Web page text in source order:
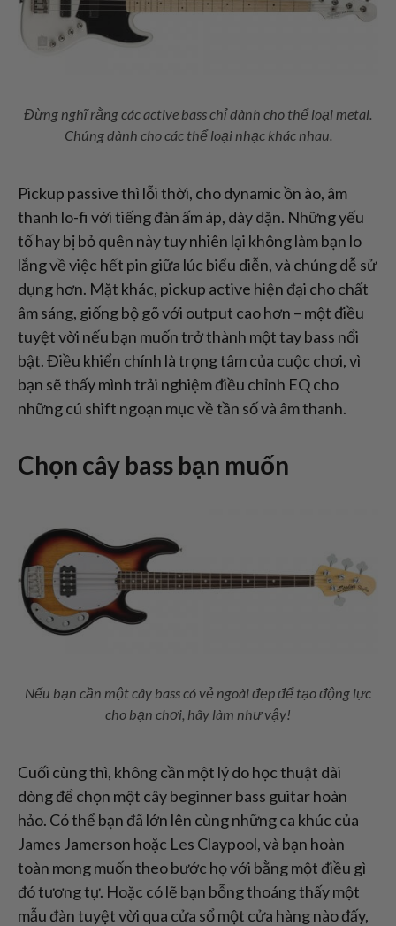
Đừng nghĩ rằng các active bass chỉ dành cho thể loại metal.
Chúng dành cho các thể loại nhạc khác nhau.
Pickup passive thì lỗi thời, cho dynamic ồn ào, âm
thanh lo-fi với tiếng đàn ấm áp, dày dặn. Những yếu
tố hay bị bỏ quên này tuy nhiên lại không làm bạn lo
lắng về việc hết pin giữa lúc biểu diễn, và chúng dễ sử
dụng hơn. Mặt khác, pickup active hiện đại cho chất
âm sáng, giống bộ gõ với output cao hơn – một điều
tuyệt vời nếu bạn muốn trở thành một tay bass nổi
bật. Điều khiển chính là trọng tâm của cuộc chơi, vì
bạn sẽ thấy mình trải nghiệm điều chỉnh EQ cho
những cú shift ngoạn mục về tần số và âm thanh.
Chọn cây bass bạn muốn
Nếu bạn cần một cây bass có vẻ ngoài đẹp để tạo động lực
cho bạn chơi, hãy làm như vậy!
Cuối cùng thì, không cần một lý do học thuật dài
dòng để chọn một cây beginner bass guitar hoàn
hảo. Có thể bạn đã lớn lên cùng những ca khúc của
James Jamerson hoặc Les Claypool, và bạn hoàn
toàn mong muốn theo bước họ với bằng một điều gì
đó tương tự. Hoặc có lẽ bạn bỗng thoáng thấy một
mẫu đàn tuyệt vời qua cửa sổ một cửa hàng nào đấy,